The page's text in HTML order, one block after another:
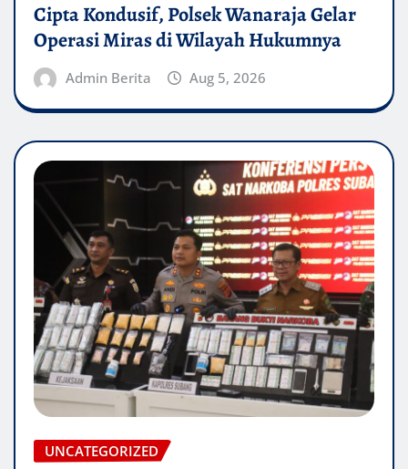
Cipta Kondusif, Polsek Wanaraja Gelar
Operasi Miras di Wilayah Hukumnya
Admin Berita Aug 5, 2026
UNCATEGORIZED